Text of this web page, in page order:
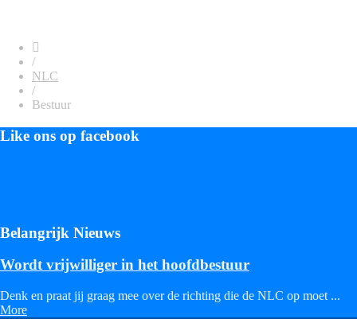
/
NLC
/
Bestuur
Like ons op facebook
Belangrijk Nieuws
Wordt vrijwilliger in het hoofdbestuur
Denk en praat jij graag mee over de richting die de NLC op moet ...
More